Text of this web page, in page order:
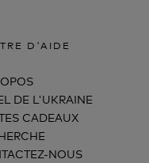
D'AIDE
DE L'UKRAINE
CADEAUX
NOUS